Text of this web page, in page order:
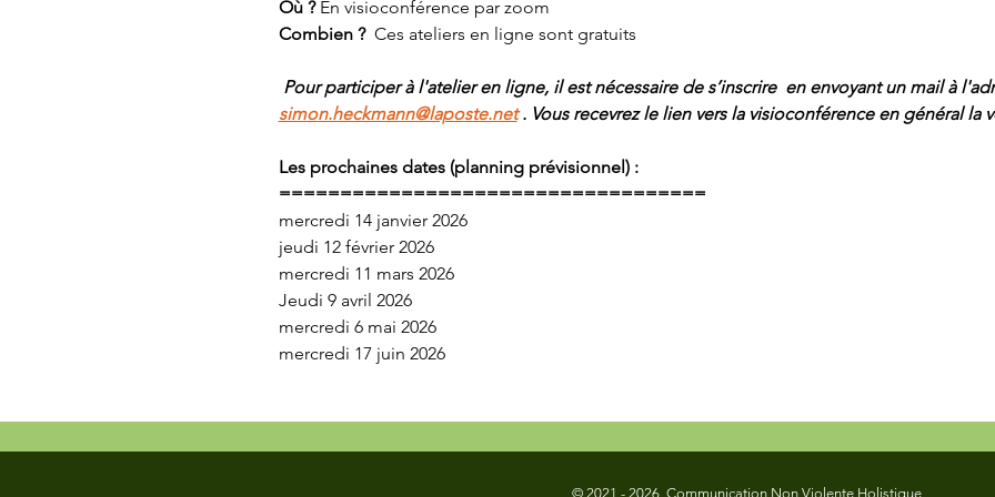
Où ? En visioconférence par zoom
Combien ?
  Ces ateliers en ligne sont gratuits
Pour participer à l'atelier en ligne, il est nécessaire de s’inscrire  en envoyant un mail à
simon.heckmann@laposte.net . Vous recevrez le lien vers la visioconférence en général la
Les prochaines dates (planning prévisionnel) :
===================================
mercredi 14 janvier 2026
jeudi 12 février 2026
mercredi 11 mars 2026
Jeudi 9 avril 2026
mercredi 6 mai 2026
mercredi 17 juin 2026
© 2021 - 2026 Communication Non Violente Holistique